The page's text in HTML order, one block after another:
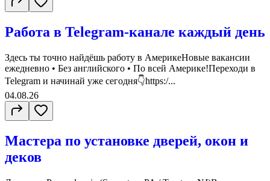
Работа в Telegram-канале каждый день
Здесь ты точно найдёшь работу в АмерикеНовые вакансии
ежедневно • Без английского • По всей Америке!Переходи в
Telegram и начинай уже сегодня👇https:/...
04.08.26
Мастера по установке дверей, окон и
деков